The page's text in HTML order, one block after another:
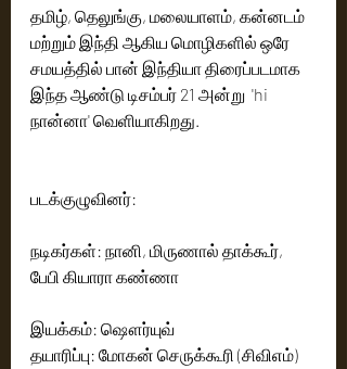
தமிழ், தெலுங்கு, மலையாளம், கன்னடம்
மற்றும் இந்தி ஆகிய மொழிகளில் ஒரே
சமயத்தில் பான் இந்தியா திரைப்படமாக
இந்த ஆண்டு டிசம்பர் 21 அன்று  'hi
நான்னா' வெளியாகிறது.
படக்குழுவினர்:
நடிகர்கள்: நானி, மிருணால் தாக்கூர்,
பேபி கியாரா கண்ணா
இயக்கம்: ஷௌர்யுவ்
தயாரிப்பு: மோகன் செருக்கூரி (சிவிஎம்)